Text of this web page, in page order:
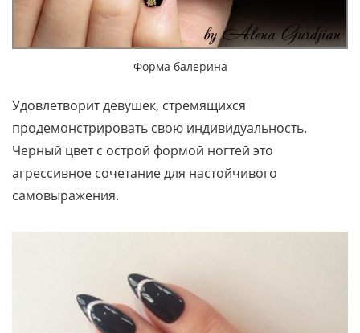
Форма балерина
Удовлетворит девушек, стремящихся
продемонстрировать свою индивидуальность.
Черный цвет с острой формой ногтей это
агрессивное сочетание для настойчивого
самовыражения.